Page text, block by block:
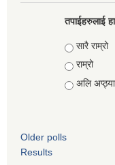
तपाईहरुलाई
Choices
सारै राम्रो
राम्रो
अलि
Older polls
Results